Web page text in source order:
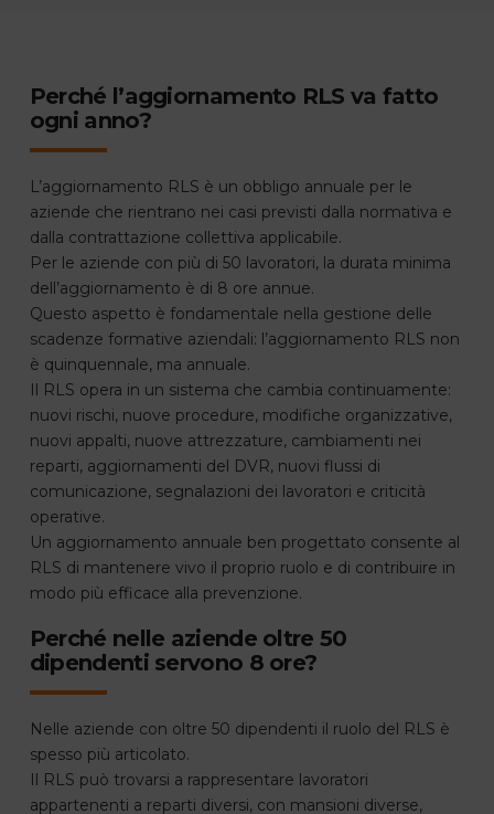
Perché l’aggiornamento RLS va fatto
ogni anno?
L’aggiornamento RLS è un obbligo annuale per le
aziende che rientrano nei casi previsti dalla normativa e
dalla contrattazione collettiva applicabile.
Per le aziende con più di 50 lavoratori, la durata minima
dell’aggiornamento è di 8 ore annue.
Questo aspetto è fondamentale nella gestione delle
scadenze formative aziendali: l’aggiornamento RLS non
è quinquennale, ma annuale.
Il RLS opera in un sistema che cambia continuamente:
nuovi rischi, nuove procedure, modifiche organizzative,
nuovi appalti, nuove attrezzature, cambiamenti nei
reparti, aggiornamenti del DVR, nuovi flussi di
comunicazione, segnalazioni dei lavoratori e criticità
operative.
Un aggiornamento annuale ben progettato consente al
RLS di mantenere vivo il proprio ruolo e di contribuire in
modo più efficace alla prevenzione.
Perché nelle aziende oltre 50
dipendenti servono 8 ore?
Nelle aziende con oltre 50 dipendenti il ruolo del RLS è
spesso più articolato.
Il RLS può trovarsi a rappresentare lavoratori
appartenenti a reparti diversi, con mansioni diverse,